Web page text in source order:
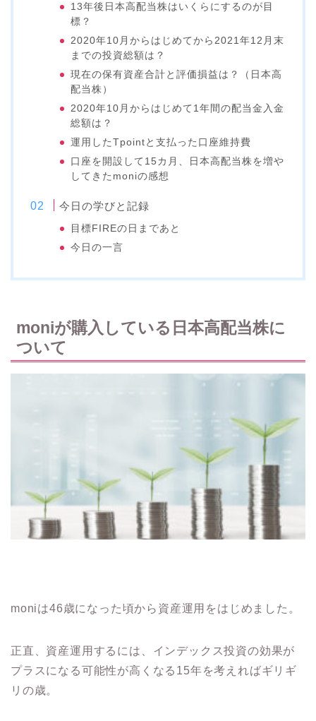
13年後日本高配当株はいくらにするのが目
標？
2020年10月からはじめてから2021年12月末
までの投資総額は？
現在の保有資産合計と評価損益は？（日本高
配当株）
2020年10月からはじめて1年間の配当金入金
総額は？
運用したTpointと支払った口座維持費
口座を開設して15カ月、日本高配当株を増や
してきたmoniの感想
今日の学びと記録
目標FIREの日まであと
今日の一言
moniが購入している日本高配当株に
ついて
moniは46歳になった頃から資産運用をはじめました。
正直、資産運用するには、インデックス投資の効果が
プラスになる可能性が高くなる15年を考えればギリギ
リの歳。